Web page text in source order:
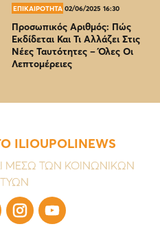
ΕΠΙΚΑΙΡΟΤΗΤΑ 02/06/2025 16:30
Προσωπικός Αριθμός: Πώς
Εκδίδεται Και Τι Αλλάζει Στις
Νέες Ταυτότητες – Όλες Οι
Λεπτομέρειες
ILIOUPOLINEWS
ΜΕΣΩ ΤΩΝ ΚΟΙΝΩΝΙΚΩΝ
 